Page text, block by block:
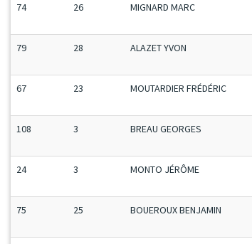
74 26 MIGNARD MARC
79 28 ALAZET YVON
67 23 MOUTARDIER FRÉDÉRIC
108 3 BREAU GEORGES
24 3 MONTO JÉRÔME
75 25 BOUEROUX BENJAMIN